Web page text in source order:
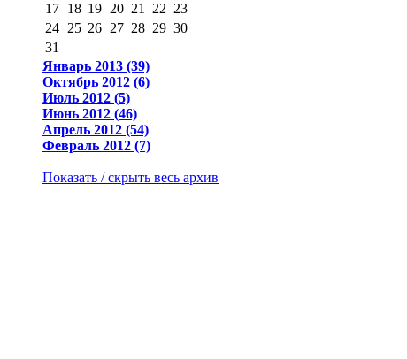
17 18 19 20 21 22 23
24 25 26 27 28 29 30
31
Январь 2013 (39)
Октябрь 2012 (6)
Июль 2012 (5)
Июнь 2012 (46)
Апрель 2012 (54)
Февраль 2012 (7)
Показать / скрыть весь архив